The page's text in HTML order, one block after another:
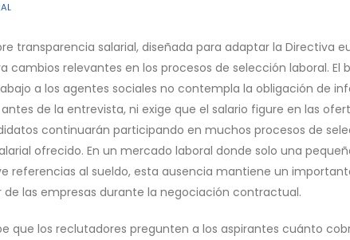
transparencia salarial, diseñada para adaptar la Directiva
cambios relevantes en los procesos de selección laboral. El
a los agentes sociales no contempla la obligación de
de la entrevista, ni exige que el salario figure en las
continuarán participando en muchos procesos de
ofrecido. En un mercado laboral donde solo una
referencias al sueldo, esta ausencia mantiene un
las empresas durante la negociación contractual.
que los reclutadores pregunten a los aspirantes cuánto